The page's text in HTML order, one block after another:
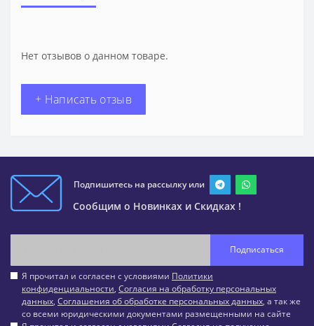
Нет отзывов о данном товаре.
+ Написать отзыв
Подпишитесь на рассылку или
Сообщим о Новинках и Скидках !
Подписаться
Я прочитал и согласен с условиями Политики
конфиденциальности, Согласия на обработку персональных
данных, Соглашения об обработке персональных данных, а так же
со всеми юридическими документами размещенными на сайте